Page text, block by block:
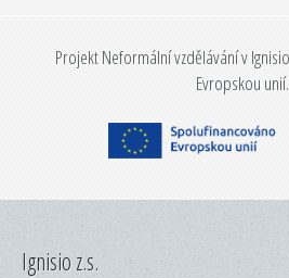
Projekt Neformální vzdělávání v
Evropskou unií.
Ignisio z.s.